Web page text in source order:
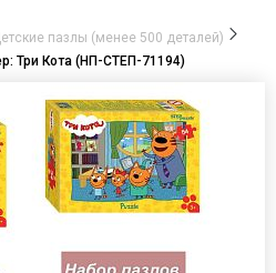
пазлы (менее 500 деталей)
Три Кота (НП-СТЕП-71194)